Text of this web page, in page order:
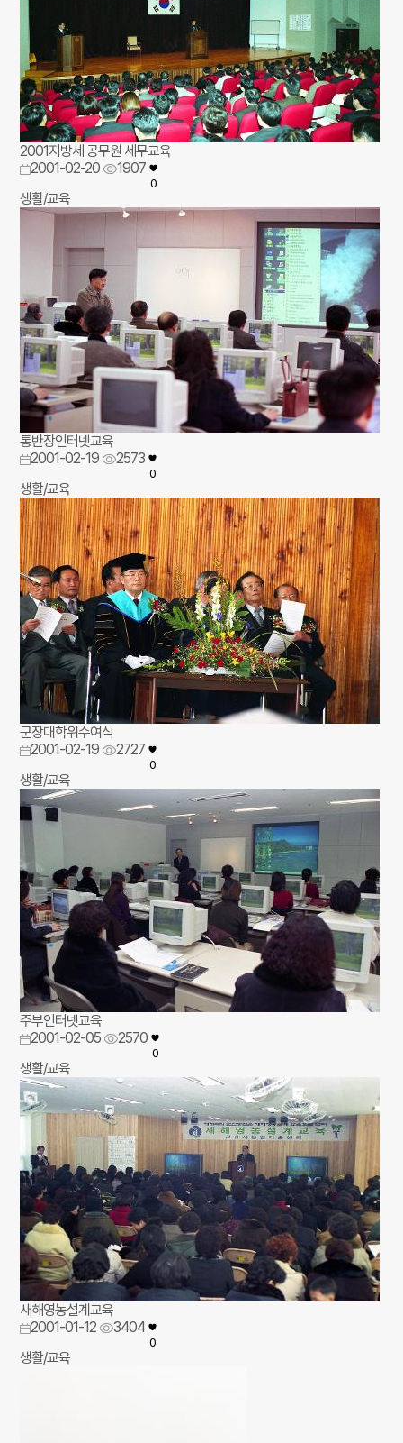
2001지방세 공무원 세무교육
2001-02-20
1907
0
생활/교육
통반장인터넷교육
2001-02-19
2573
0
생활/교육
군장대학위수여식
2001-02-19
2727
0
생활/교육
주부인터넷교육
2001-02-05
2570
0
생활/교육
새해영농설계교육
2001-01-12
3404
0
생활/교육